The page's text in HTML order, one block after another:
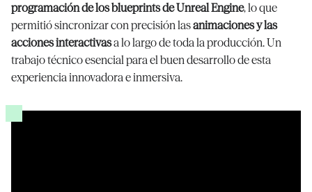
programación de los blueprints de Unreal Engine, lo que
permitió sincronizar con precisión lasanimaciones y las
acciones interactivasa lo largo de toda la producción. Un
trabajo técnico esencial para el buen desarrollo de esta
experiencia innovadora e inmersiva.